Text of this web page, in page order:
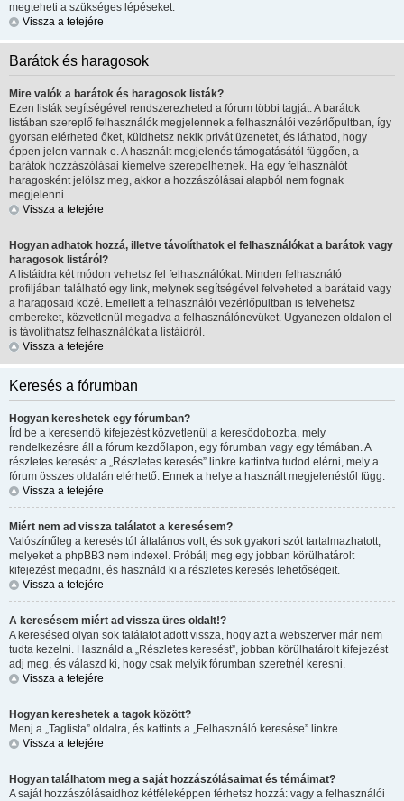
megteheti a szükséges lépéseket.
Vissza a tetejére
Barátok és haragosok
Mire valók a barátok és haragosok listák?
Ezen listák segítségével rendszerezheted a fórum többi tagját. A barátok
listában szereplő felhasználók megjelennek a felhasználói vezérlőpultban, így
gyorsan elérheted őket, küldhetsz nekik privát üzenetet, és láthatod, hogy
éppen jelen vannak-e. A használt megjelenés támogatásától függően, a
barátok hozzászólásai kiemelve szerepelhetnek. Ha egy felhasználót
haragosként jelölsz meg, akkor a hozzászólásai alapból nem fognak
megjelenni.
Vissza a tetejére
Hogyan adhatok hozzá, illetve távolíthatok el felhasználókat a barátok vagy
haragosok listáról?
A listáidra két módon vehetsz fel felhasználókat. Minden felhasználó
profiljában található egy link, melynek segítségével felveheted a barátaid vagy
a haragosaid közé. Emellett a felhasználói vezérlőpultban is felvehetsz
embereket, közvetlenül megadva a felhasználónevüket. Ugyanezen oldalon el
is távolíthatsz felhasználókat a listáidról.
Vissza a tetejére
Keresés a fórumban
Hogyan kereshetek egy fórumban?
Írd be a keresendő kifejezést közvetlenül a keresődobozba, mely
rendelkezésre áll a fórum kezdőlapon, egy fórumban vagy egy témában. A
részletes keresést a „Részletes keresés” linkre kattintva tudod elérni, mely a
fórum összes oldalán elérhető. Ennek a helye a használt megjelenéstől függ.
Vissza a tetejére
Miért nem ad vissza találatot a keresésem?
Valószínűleg a keresés túl általános volt, és sok gyakori szót tartalmazhatott,
melyeket a phpBB3 nem indexel. Próbálj meg egy jobban körülhatárolt
kifejezést megadni, és használd ki a részletes keresés lehetőségeit.
Vissza a tetejére
A keresésem miért ad vissza üres oldalt!?
A keresésed olyan sok találatot adott vissza, hogy azt a webszerver már nem
tudta kezelni. Használd a „Részletes keresést”, jobban körülhatárolt kifejezést
adj meg, és válaszd ki, hogy csak melyik fórumban szeretnél keresni.
Vissza a tetejére
Hogyan kereshetek a tagok között?
Menj a „Taglista” oldalra, és kattints a „Felhasználó keresése” linkre.
Vissza a tetejére
Hogyan találhatom meg a saját hozzászólásaimat és témáimat?
A saját hozzászólásaidhoz kétféleképpen férhetsz hozzá: vagy a felhasználói